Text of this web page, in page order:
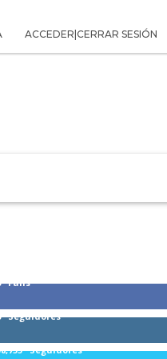
ACCEDER|CERRAR SESIÓN
Fans
Seguidores
Seguidores